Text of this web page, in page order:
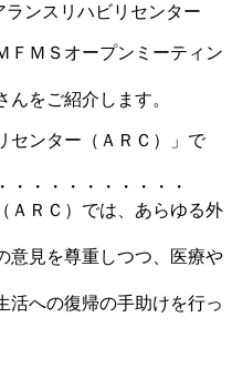
ンスリハビリセンター
ＦＭＳオープンミーティン
をご紹介します。
センター（ＡＲＣ）」で
・・・・・・・・・・
ＡＲＣ）では、あらゆる外
意見を尊重しつつ、医療や
活への復帰の手助けを行っ